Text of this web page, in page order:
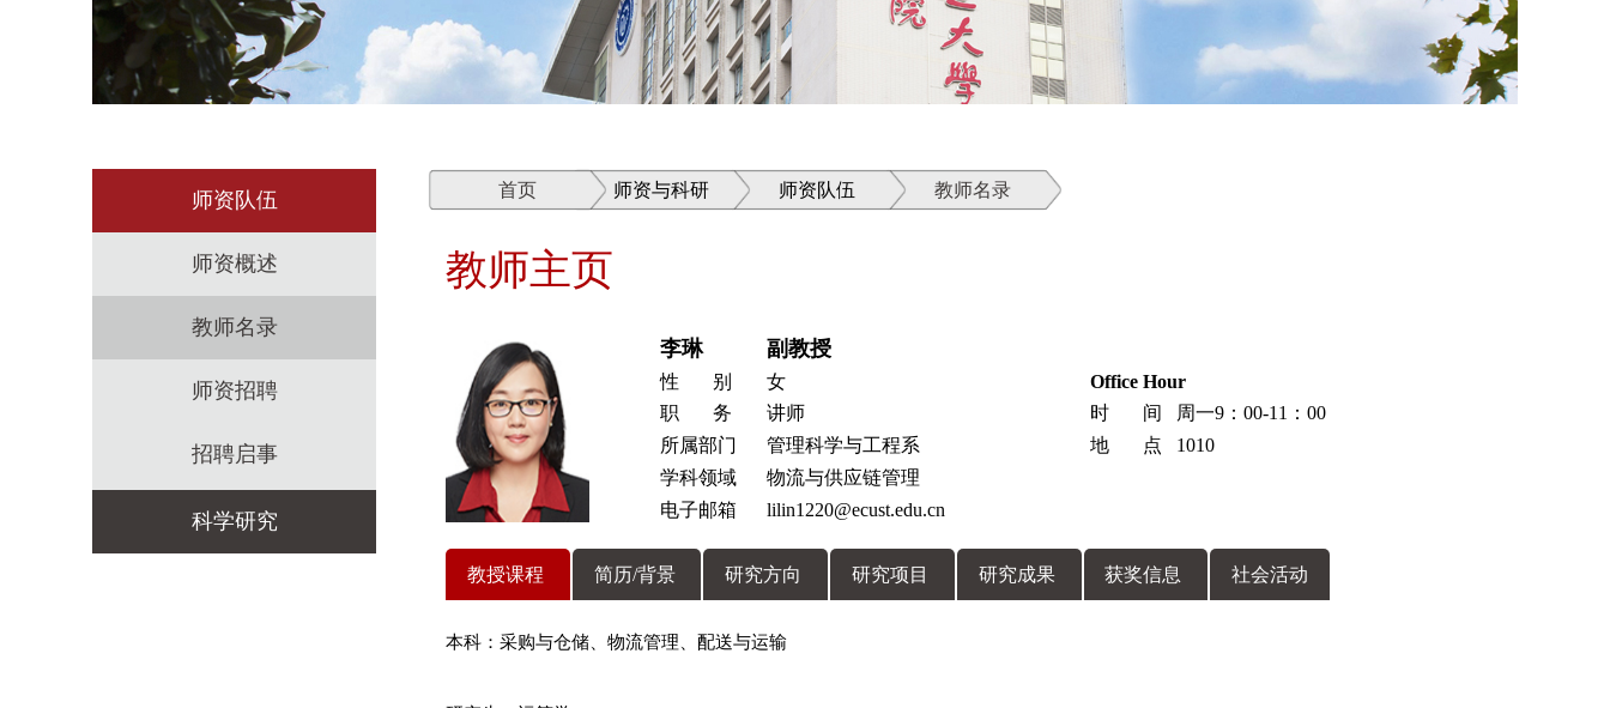
师资队伍
师资概述
教师名录
师资招聘
招聘启事
科学研究
首页 师资与科研 师资队伍 教师名录
教师主页
李琳 副教授
性 别 女
Office Hour
职 务
讲师
时 间 周一9：00-11：00
所属部门
管理科学与工程系
地 点 1010
学科领域
物流与供应链管理
电子邮箱
lilin1220@ecust.edu.cn
教授课程 简历/背景 研究方向 研究项目 研究成果 获奖信息 社会活动
本科：采购与仓储、物流管理、配送与运输